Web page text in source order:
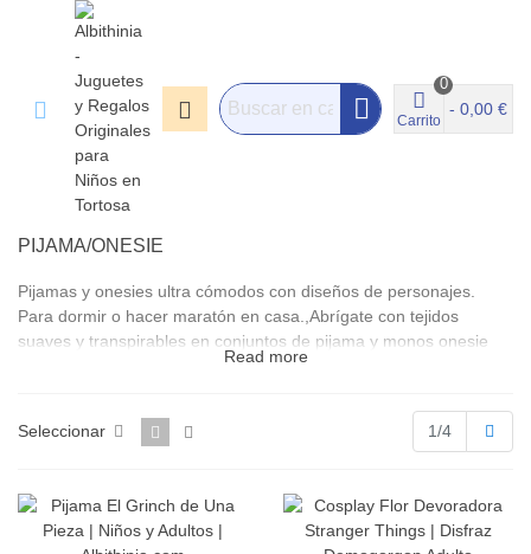
Carrito
0
- 0,00 €
PIJAMA/ONESIE
Pijamas y onesies ultra cómodos con diseños de personajes.
Para dormir o hacer maratón en casa.,Abrígate con tejidos
suaves y transpirables en conjuntos de pijama y monos onesie
con cremallera o botones. Hay modelos para peques y adultos,
molestan. Filtra por talla, temporada (verano/invierno) y licencia
para acertar. Consejo: añade calcetines antideslizantes y una
medidas reales, composición y cuidados para mantener el color
como nuevo. Envío rápido y presentación lista para regalo. Ideal
para noches de peli, fines de semana tranquilos y fotos en
Read more
Seleccionar 1/4